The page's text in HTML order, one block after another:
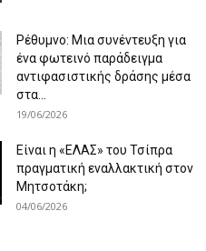
Ρέθυμνο: Μια συνέντευξη για
ένα φωτεινό παράδειγμα
αντιφασιστικής δράσης μέσα
στα...
19/06/2026
Είναι η «ΕΛΑΣ» του Τσίπρα
πραγματική εναλλακτική στον
Μητσοτάκη;
04/06/2026